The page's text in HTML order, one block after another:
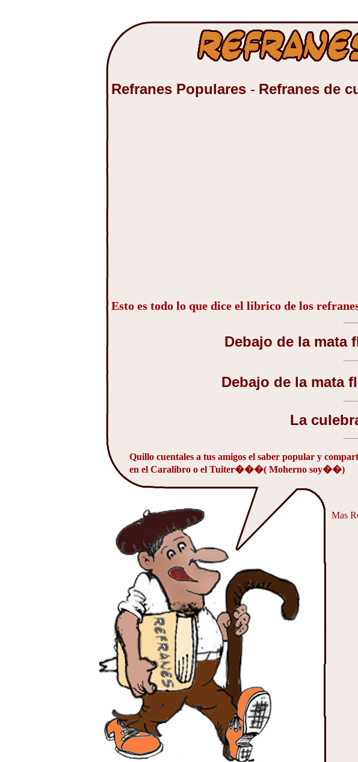
Refranes Populares - Refranes de
Esto es todo lo que dice el librico de los
Debajo de la mata
Debajo de la mata
La
Quillo cuentales a tus amigos el saber popular y
en el Caralibro o el Tuiter���( Moherno soy��)
Mas